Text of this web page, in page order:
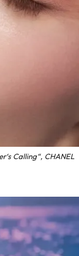
Calling“, CHANEL